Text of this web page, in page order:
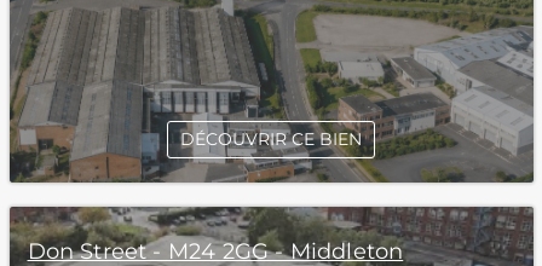
DÉCOUVRIR CE BIEN
Don Street - M24 2GG - Middleton